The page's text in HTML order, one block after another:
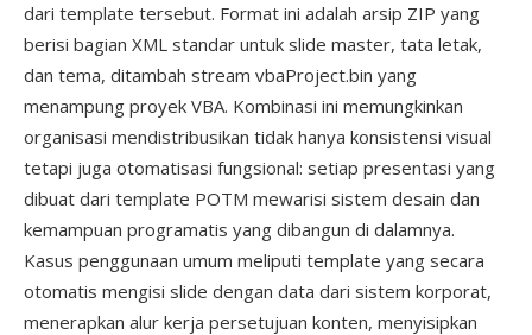
dari template tersebut. Format ini adalah arsip ZIP yang
berisi bagian XML standar untuk slide master, tata letak,
dan tema, ditambah stream vbaProject.bin yang
menampung proyek VBA. Kombinasi ini memungkinkan
organisasi mendistribusikan tidak hanya konsistensi visual
tetapi juga otomatisasi fungsional: setiap presentasi yang
dibuat dari template POTM mewarisi sistem desain dan
kemampuan programatis yang dibangun di dalamnya.
Kasus penggunaan umum meliputi template yang secara
otomatis mengisi slide dengan data dari sistem korporat,
menerapkan alur kerja persetujuan konten, menyisipkan